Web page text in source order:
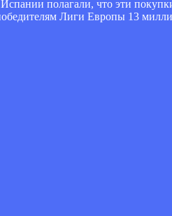
полагали, что эти
Лиги Европы 13